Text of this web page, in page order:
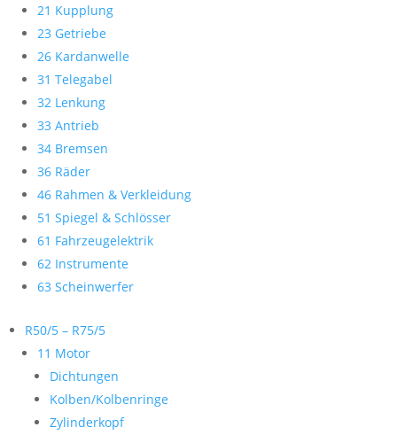
21 Kupplung
23 Getriebe
26 Kardanwelle
31 Telegabel
32 Lenkung
33 Antrieb
34 Bremsen
36 Räder
46 Rahmen & Verkleidung
51 Spiegel & Schlösser
61 Fahrzeugelektrik
62 Instrumente
63 Scheinwerfer
R50/5 – R75/5
11 Motor
Dichtungen
Kolben/Kolbenringe
Zylinderkopf